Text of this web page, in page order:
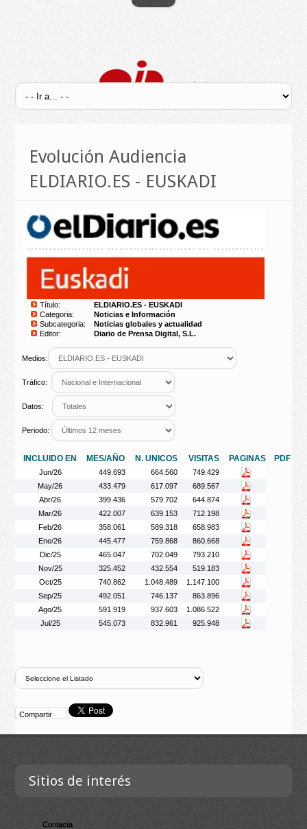
Evolución Audiencia
ELDIARIO.ES - EUSKADI
Título:
ELDIARIO.ES - EUSKADI
Categoria:
Noticias e Información
Subcategoria:
Noticias globales y actualidad
Editor:
Diario de Prensa Digital, S.L.
Medios:
Tráfico:
Datos:
Periodo:
INCLUIDO EN MES/AÑO N. UNICOS VISITAS PAGINAS PDF
Jun/26 449.693 664.560
749.429
May/26
433.479 617.097
689.567
Abr/26
399.436 579.702
644.874
Mar/26
422.007 639.153
712.198
Feb/26
358.061 589.318
658.983
Ene/26
445.477 759.868
860.668
Dic/25
465.047 702.049
793.210
Nov/25
325.452 432.554
519.183
Oct/25
740.862 1.048.489
1.147.100
Sep/25
492.051 746.137
863.896
Ago/25
591.919 937.603
1.086.522
Jul/25
545.073 832.961 925.948
Compartir
Sitios de interés
Contacta